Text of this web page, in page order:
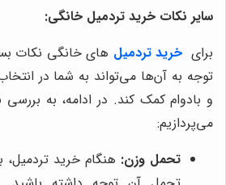
سایر نکات خرید تردمیل خانگی:
برای خرید تردمیل های خانگی نکات
توجه به آن‌ها می‌تواند به شما در
و بادوام کمک کند. در ادامه، به
می‌پردازیم:
تحمل وزن: هنگام خرید تردمیل،